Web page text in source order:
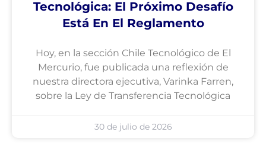
Tecnológica: El Próximo Desafío
Está En El Reglamento
Hoy, en la sección Chile Tecnológico de El
Mercurio, fue publicada una reflexión de
nuestra directora ejecutiva, Varinka Farren,
sobre la Ley de Transferencia Tecnológica
30 de julio de 2026